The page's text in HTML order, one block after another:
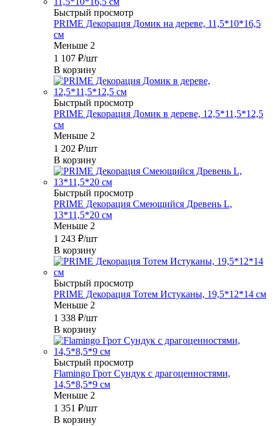
Быстрый просмотр
PRIME Декорация Домик на дереве, 11,5*10*16,5
см
Меньше 2
1 107 ₽/шт
В корзину
Быстрый просмотр
PRIME Декорация Домик в дереве, 12,5*11,5*12,5
см
Меньше 2
1 202 ₽/шт
В корзину
Быстрый просмотр
PRIME Декорация Смеющийся Древень L,
13*11,5*20 см
Меньше 2
1 243 ₽/шт
В корзину
Быстрый просмотр
PRIME Декорация Тотем Истуканы, 19,5*12*14 см
Меньше 2
1 338 ₽/шт
В корзину
Быстрый просмотр
Flamingo Грот Сундук с драгоценностями,
14,5*8,5*9 см
Меньше 2
1 351 ₽/шт
В корзину